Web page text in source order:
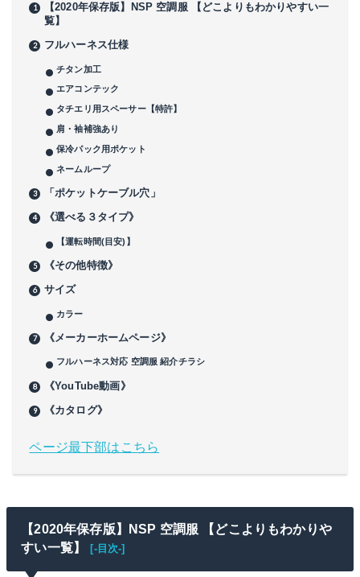
【2020年保存版】NSP 空調服 【どこよりもわかりやすい一
覧】
フルハーネス仕様
チタン加工
エアコンテック
タチエリ用スペーサー【特許】
肩・袖補強あり
保冷パック用ポケット
ネームループ
「ポケットケーブル穴」
《選べる３タイプ》
【運転時間(目安)】
《その他特徴》
サイズ
カラー
《メーカーホームページ》
フルハーネス対応 空調服 紹介チラシ
《YouTube動画》
《カタログ》
ページ最下部はこちら
【2020年保存版】NSP 空調服 【どこよりもわかりや
すい一覧】
[-目次-]